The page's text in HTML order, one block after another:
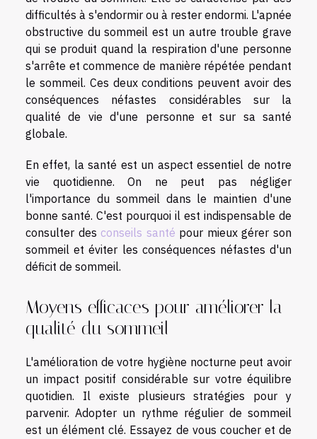
difficultés à s'endormir ou à rester endormi. L'apnée
obstructive du sommeil est un autre trouble grave
qui se produit quand la respiration d'une personne
s'arrête et commence de manière répétée pendant
le sommeil. Ces deux conditions peuvent avoir des
conséquences néfastes considérables sur la
qualité de vie d'une personne et sur sa santé
globale.
En effet, la santé est un aspect essentiel de notre
vie quotidienne. On ne peut pas négliger
l'importance du sommeil dans le maintien d'une
bonne santé. C'est pourquoi il est indispensable de
consulter des conseils santé pour mieux gérer son
sommeil et éviter les conséquences néfastes d'un
déficit de sommeil.
Moyens efficaces pour améliorer la
qualité du sommeil
L'amélioration de votre hygiène nocturne peut avoir
un impact positif considérable sur votre équilibre
quotidien. Il existe plusieurs stratégies pour y
parvenir. Adopter un rythme régulier de sommeil
est un élément clé. Essayez de vous coucher et de